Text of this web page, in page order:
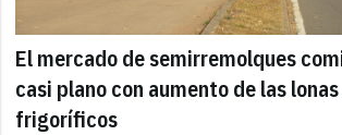
El mercado de semirremolques
casi plano con aumento de las
frigoríficos